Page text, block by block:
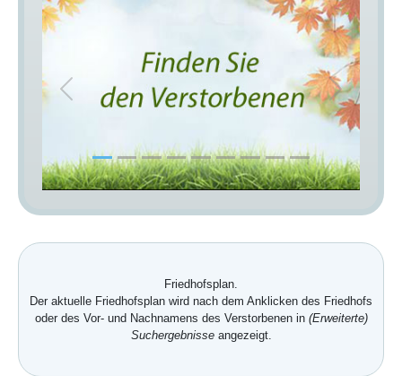
Previous Next
Friedhofsplan.
Der aktuelle Friedhofsplan wird nach dem Anklicken des Friedhofs
oder des Vor- und Nachnamens des Verstorbenen in (Erweiterte)
Suchergebnisseangezeigt.